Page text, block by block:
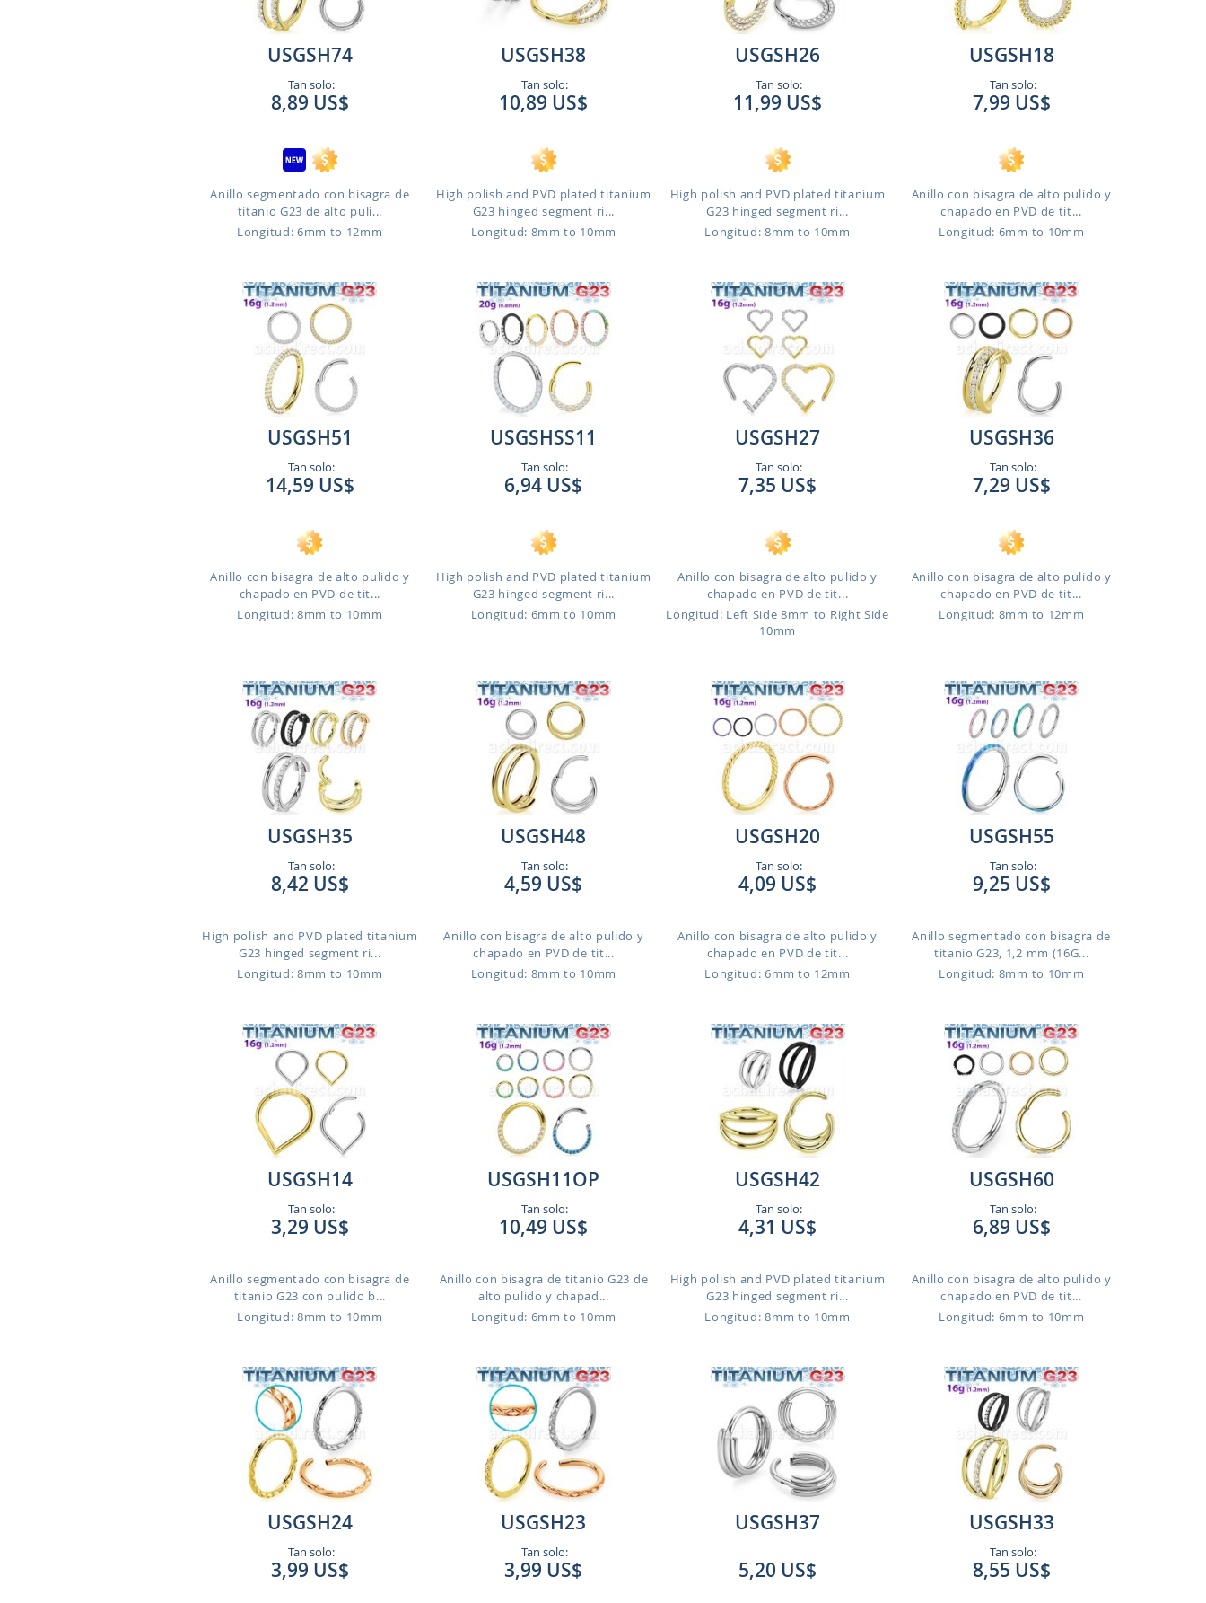
USGSH74
Tan solo:
8,89 US$
Anillo segmentado con bisagra de
titanio G23 de alto puli...
Longitud: 6mm to 12mm
USGSH38
Tan solo:
10,89 US$
High polish and PVD plated titanium
G23 hinged segment ri...
Longitud: 8mm to 10mm
USGSH26
Tan solo:
11,99 US$
High polish and PVD plated titanium
G23 hinged segment ri...
Longitud: 8mm to 10mm
USGSH18
Tan solo:
7,99 US$
Anillo con bisagra de alto pulido y
chapado en PVD de tit...
Longitud: 6mm to 10mm
USGSH51
Tan solo:
14,59 US$
Anillo con bisagra de alto pulido y
chapado en PVD de tit...
Longitud: 8mm to 10mm
USGSHSS11
Tan solo:
6,94 US$
High polish and PVD plated titanium
G23 hinged segment ri...
Longitud: 6mm to 10mm
USGSH27
Tan solo:
7,35 US$
Anillo con bisagra de alto pulido y
chapado en PVD de tit...
Longitud: Left Side 8mm to Right Side
10mm
USGSH36
Tan solo:
7,29 US$
Anillo con bisagra de alto pulido y
chapado en PVD de tit...
Longitud: 8mm to 12mm
USGSH35
Tan solo:
8,42 US$
High polish and PVD plated titanium
G23 hinged segment ri...
Longitud: 8mm to 10mm
USGSH48
Tan solo:
4,59 US$
Anillo con bisagra de alto pulido y
chapado en PVD de tit...
Longitud: 8mm to 10mm
USGSH20
Tan solo:
4,09 US$
Anillo con bisagra de alto pulido y
chapado en PVD de tit...
Longitud: 6mm to 12mm
USGSH55
Tan solo:
9,25 US$
Anillo segmentado con bisagra de
titanio G23, 1,2 mm (16G...
Longitud: 8mm to 10mm
USGSH14
Tan solo:
3,29 US$
Anillo segmentado con bisagra de
titanio G23 con pulido b...
Longitud: 8mm to 10mm
USGSH11OP
Tan solo:
10,49 US$
Anillo con bisagra de titanio G23 de
alto pulido y chapad...
Longitud: 6mm to 10mm
USGSH42
Tan solo:
4,31 US$
High polish and PVD plated titanium
G23 hinged segment ri...
Longitud: 8mm to 10mm
USGSH60
Tan solo:
6,89 US$
Anillo con bisagra de alto pulido y
chapado en PVD de tit...
Longitud: 6mm to 10mm
USGSH24
Tan solo:
3,99 US$
USGSH23
Tan solo:
3,99 US$
USGSH37
5,20 US$
USGSH33
Tan solo:
8,55 US$